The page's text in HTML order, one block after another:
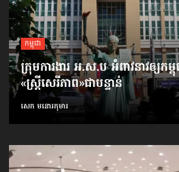
កម្ពុជា
ក្រុមការងារ អ.ស.ប អំពាវនាវ​ឲ្យកម្
«ស្ត្រីសេរីភាព»​ជាបន្ទាន់
សេក មនោរកុមារ